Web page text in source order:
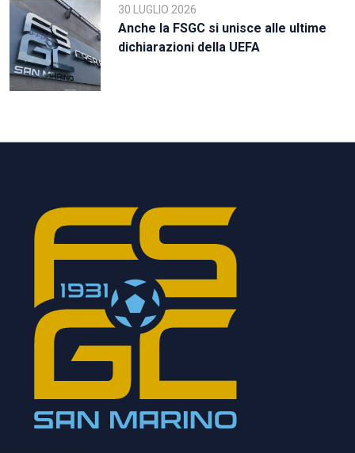
30 LUGLIO 2026
Anche la FSGC si unisce alle ultime
dichiarazioni della UEFA